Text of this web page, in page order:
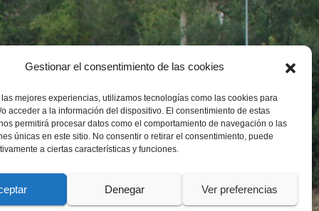
Gestionar el consentimiento de las cookies
mejores experiencias, utilizamos tecnologías como las cookies para
acceder a la información del dispositivo. El consentimiento de estas
permitirá procesar datos como el comportamiento de navegación o las
únicas en este sitio. No consentir o retirar el consentimiento, puede
a ciertas características y funciones.
Denegar Ver preferencias